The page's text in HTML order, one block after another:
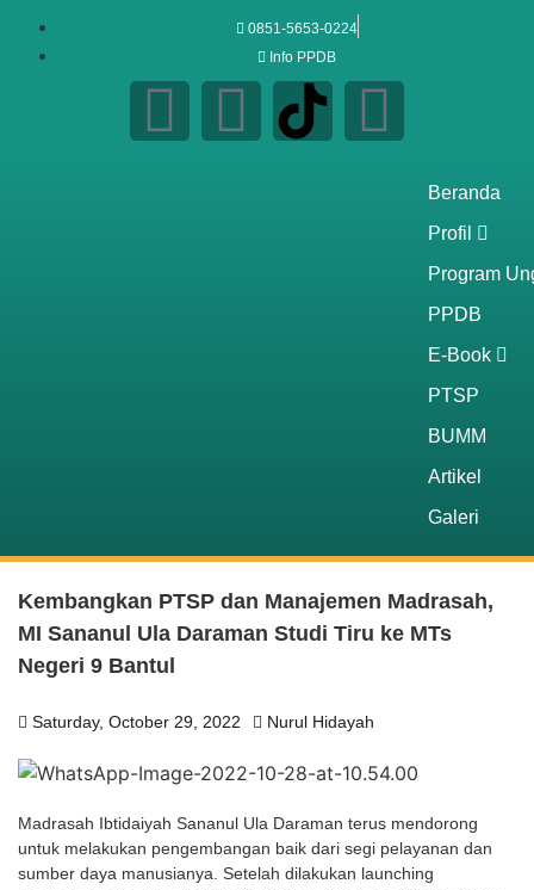
0851-5653-0224
Info PPDB
Beranda
Profil
Program
PPDB
E-Book
PTSP
BUMM
Artikel
Galeri
Kembangkan PTSP dan Manajemen Madrasah,
MI Sananul Ula Daraman Studi Tiru ke MTs
Negeri 9 Bantul
Saturday, October 29, 2022 Nurul Hidayah
Madrasah Ibtidaiyah Sananul Ula Daraman terus mendorong
untuk melakukan pengembangan baik dari segi pelayanan dan
sumber daya manusianya. Setelah dilakukan launching